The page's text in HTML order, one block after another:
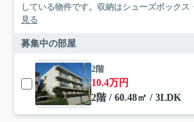
している物件です。収納はシューズボックス
見る
募集中の部屋
2階
10.4万円
2階 / 60.48㎡ / 3LDK